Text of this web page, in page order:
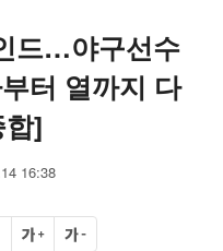
드…야구선수
터 열까지 다
]
16:38
하기
복사
글자 크게글자 작게